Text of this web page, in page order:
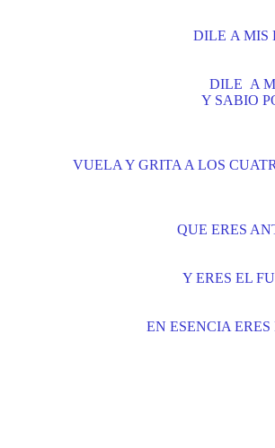
DILE A MIS
DILE A
Y SABIO
VUELA Y GRITA A LOS
QUE ERES
Y ERES EL
EN ESENCIA